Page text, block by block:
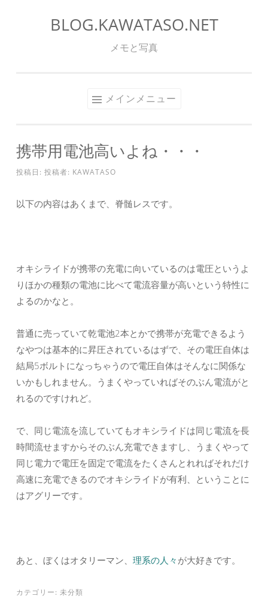
ッ
プ
BLOG.KAWATASO.NET
メモと写真
メインメニュー
携帯用電池高いよね・・・
投稿日: 投稿者: KAWATASO
以下の内容はあくまで、脊髄レスです。
オキシライドが携帯の充電に向いているのは電圧というよ
りほかの種類の電池に比べて電流容量が高いという特性に
よるのかなと。
普通に売っていて乾電池2本とかで携帯が充電できるよう
なやつは基本的に昇圧されているはずで、その電圧自体は
結局5ボルトになっちゃうので電圧自体はそんなに関係な
いかもしれません。うまくやっていればそのぶん電流がと
れるのですけれど。
で、同じ電流を流していてもオキシライドは同じ電流を長
時間流せますからそのぶん充電できますし、うまくやって
同じ電力で電圧を固定で電流をたくさんとれればそれだけ
高速に充電できるのでオキシライドが有利、ということに
はアグリーです。
あと、ぼくはオタリーマン、 理系の人々 が大好きです。
カテゴリー: 未分類